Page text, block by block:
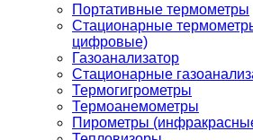
Портативные термометры
Стационарные
цифровые)
Газоанализатор
Стационарные
Термогигрометры
Термоанемометры
Пирометры